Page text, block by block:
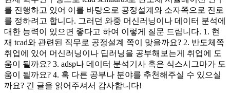
를 진행하고 있어 이를 바탕으로 공정설계와 소자쪽으로 진로
를 정하려고 합니다. 그러던 와중 머신러닝이나 데이터 분석에
대한 능력이 있으면 좋다고 하여 이렇게 질문 드립니다. 1. 현
재 tcad와 관련된 직무로 공정설계 쪽이 맞을까요? 2. 반도체쪽
취업에 있어 머신러닝이나 딥러닝을 공부해보는게 취업에 도
움이 될까요? 3. adsp나 데이터 분석기사 혹은 식스시그마가 도
움이 될까요? 4. 혹 다른 공부나 분야를 추천해주실 수 있으실
까요? 긴 글을 읽어주셔서 감사합니다!